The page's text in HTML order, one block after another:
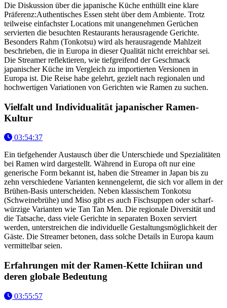
Die Diskussion über die japanische Küche enthüllt eine klare
Präferenz:Authentisches Essen steht über dem Ambiente. Trotz
teilweise einfachster Locations mit unangenehmen Gerüchen
servierten die besuchten Restaurants herausragende Gerichte.
Besonders Rahm (Tonkotsu) wird als herausragende Mahlzeit
beschrieben, die in Europa in dieser Qualität nicht erreichbar sei.
Die Streamer reflektieren, wie tiefgreifend der Geschmack
japanischer Küche im Vergleich zu importierten Versionen in
Europa ist. Die Reise habe gelehrt, gezielt nach regionalen und
hochwertigen Variationen von Gerichten wie Ramen zu suchen.
Vielfalt und Individualität japanischer Ramen-
Kultur
03:54:37
Ein tiefgehender Austausch über die Unterschiede und Spezialitäten
bei Ramen wird dargestellt. Während in Europa oft nur eine
generische Form bekannt ist, haben die Streamer in Japan bis zu
zehn verschiedene Varianten kennengelernt, die sich vor allem in der
Brühen-Basis unterscheiden. Neben klassischem Tonkotsu
(Schweinebrühe) und Miso gibt es auch Fischsuppen oder scharf-
würzige Varianten wie Tan Tan Men. Die regionale Diversität und
die Tatsache, dass viele Gerichte in separaten Boxen serviert
werden, unterstreichen die individuelle Gestaltungsmöglichkeit der
Gäste. Die Streamer betonen, dass solche Details in Europa kaum
vermittelbar seien.
Erfahrungen mit der Ramen-Kette Ichiiran und
deren globale Bedeutung
03:55:57